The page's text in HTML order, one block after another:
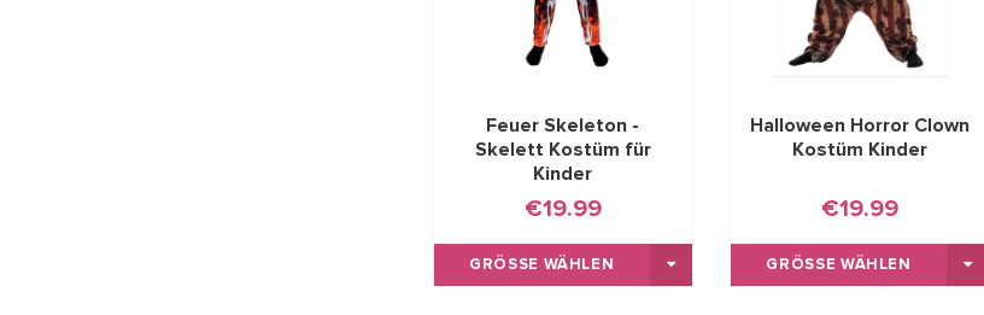
Feuer Skeleton -
Skelett Kostüm für
Kinder
€19.99
GRÖSSE WÄHLEN
Halloween Horror Clown
Kostüm Kinder
€19.99
GRÖSSE WÄHLEN